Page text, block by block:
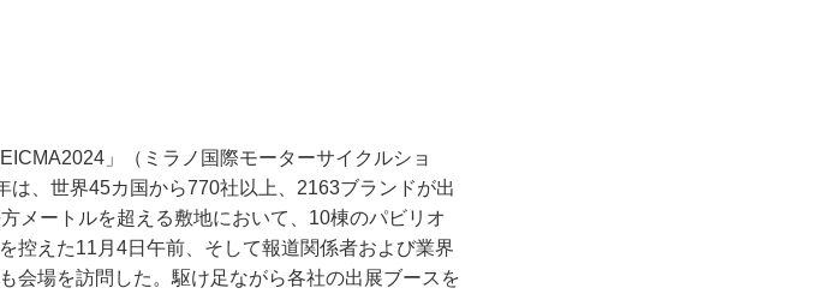
」（ミラノ国際モーターサイクルショ
、世界45カ国から770社以上、2163ブランドが出
メートルを超える敷地において、10棟のパビリオ
控えた11月4日午前、そして報道関係者および業界
会場を訪問した。駆け足ながら各社の出展ブースを